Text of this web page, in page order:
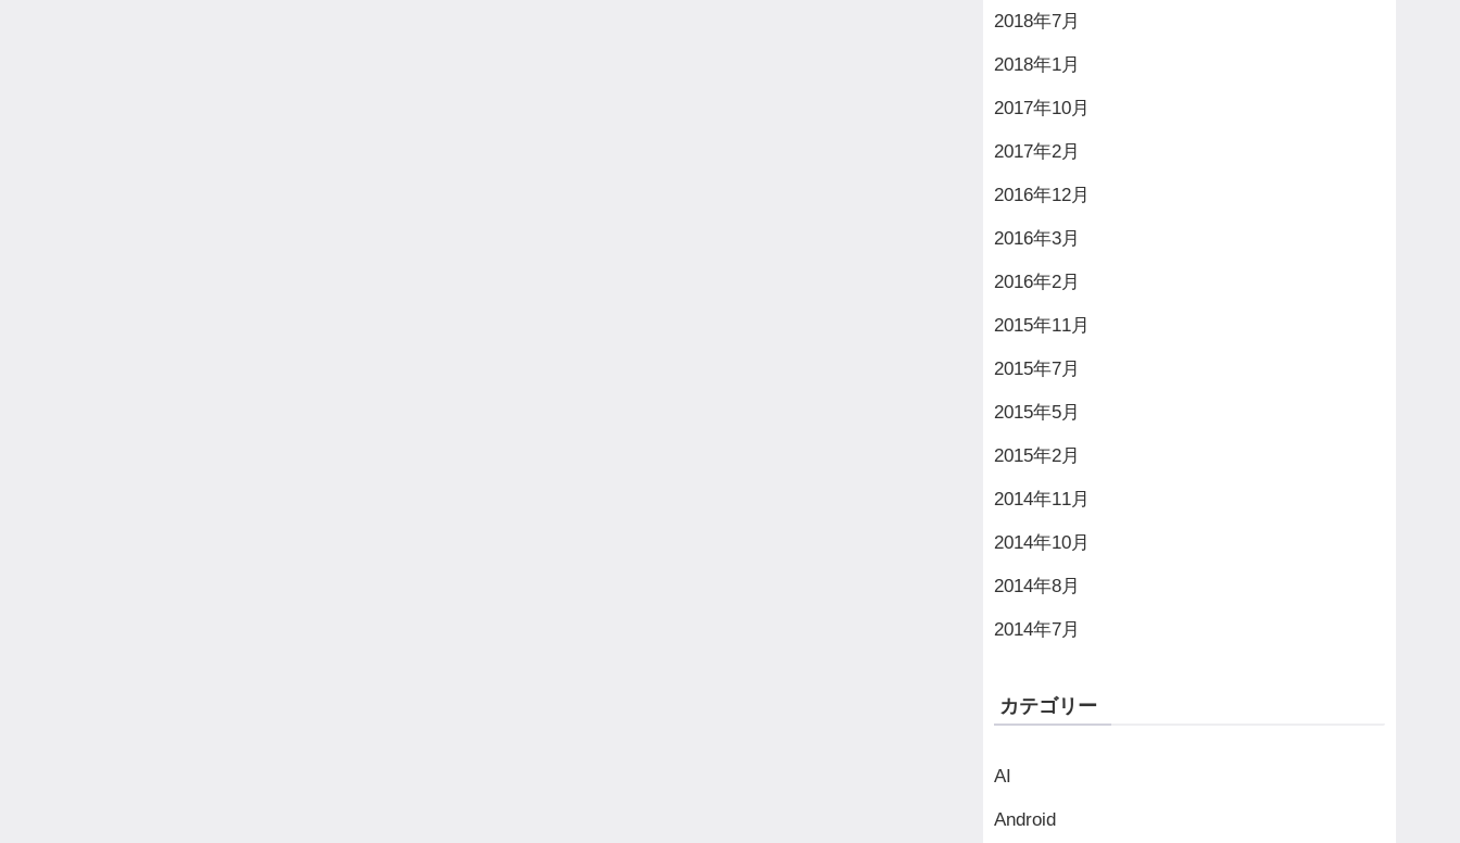
2018年7月
2018年1月
2017年10月
2017年2月
2016年12月
2016年3月
2016年2月
2015年11月
2015年7月
2015年5月
2015年2月
2014年11月
2014年10月
2014年8月
2014年7月
カテゴリー
AI
Android